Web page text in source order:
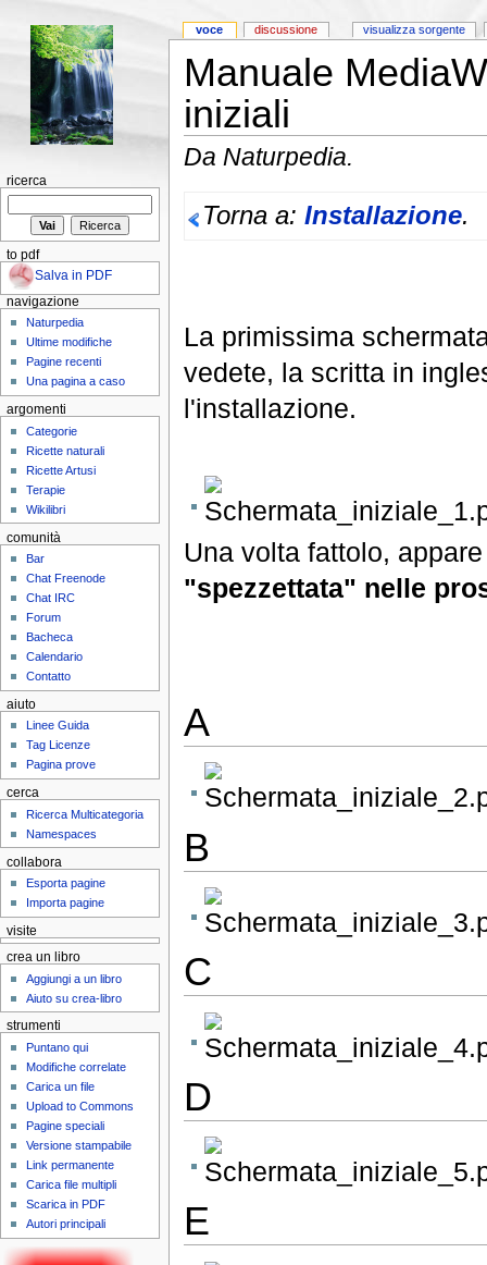
Manuale
iniziali
Da Naturpedia.
Torna a: Installazione.
La primissima
vedete, la scritta in
l'installazione.
Una volta fattolo,
"spezzettata" nelle
A
B
C
D
E
voce discussione visualizza sorgente
ricerca
to pdf
Salva in PDF
navigazione
Naturpedia
Ultime modifiche
Pagine recenti
Una pagina a caso
argomenti
Categorie
Ricette naturali
Ricette Artusi
Terapie
Wikilibri
comunità
Bar
Chat Freenode
Chat IRC
Forum
Bacheca
Calendario
Contatto
aiuto
Linee Guida
Tag Licenze
Pagina prove
cerca
Ricerca Multicategoria
Namespaces
collabora
Esporta pagine
Importa pagine
visite
crea un libro
Aggiungi a un libro
Aiuto su crea-libro
strumenti
Puntano qui
Modifiche correlate
Carica un file
Upload to Commons
Pagine speciali
Versione stampabile
Link permanente
Carica file multipli
Scarica in PDF
Autori principali